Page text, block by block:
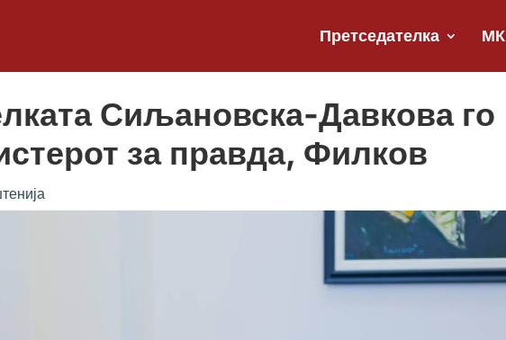
Претседателка МК
Сиљановска-Давкова го
за правда, Филков